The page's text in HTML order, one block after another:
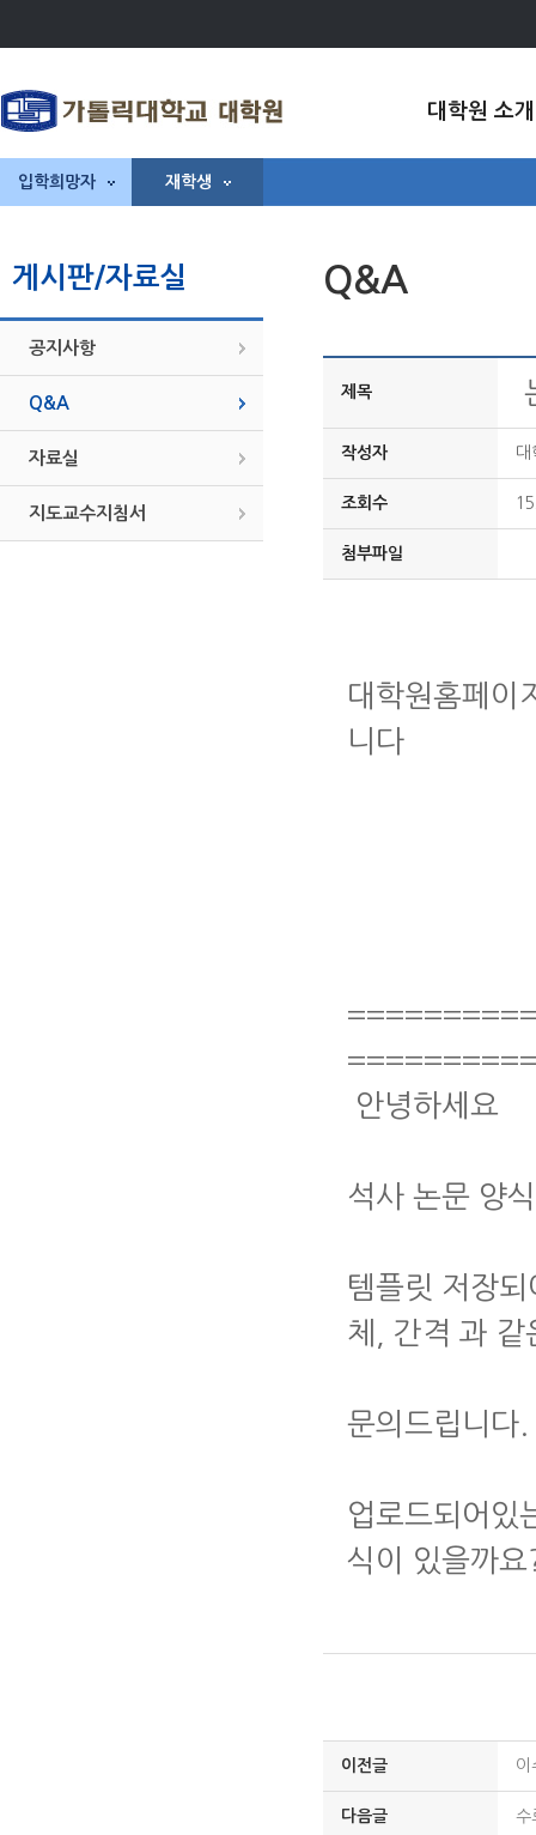
대학원 소개
입학희망자 재학생
게시판/자료실
공지사항
Q&A
자료실
지도교수지침서
Q&A
제목
작성자 대
조회수
첨부파일
대학원홈페이
니다
안녕하세요
석사 논문 양
템플릿 저장
체, 간격 과 같
문의드립니다.
업로드되어있
식이 있을까요
이전글 이
다음글 수